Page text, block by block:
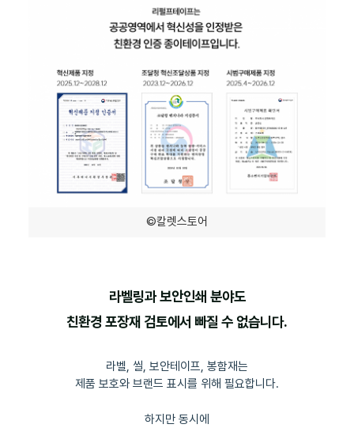
©칼렛스토어
라벨링과 보안인쇄 분야도
친환경 포장재 검토에서 빠질 수 없습니다.
라벨, 씰, 보안테이프, 봉함재는
제품 보호와 브랜드 표시를 위해 필요합니다.
하지만 동시에